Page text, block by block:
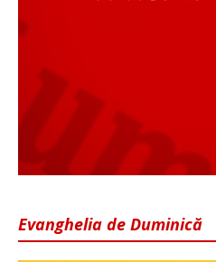
Evanghelia de Duminică